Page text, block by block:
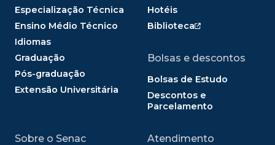
Especialização Técnica
Ensino Médio Técnico
Idiomas
Graduação
Pós-graduação
Extensão Universitária
Hotéis
Biblioteca
Bolsas e descontos
Bolsas de Estudo
Descontos e
Parcelamento
Sobre o Senac Atendimento